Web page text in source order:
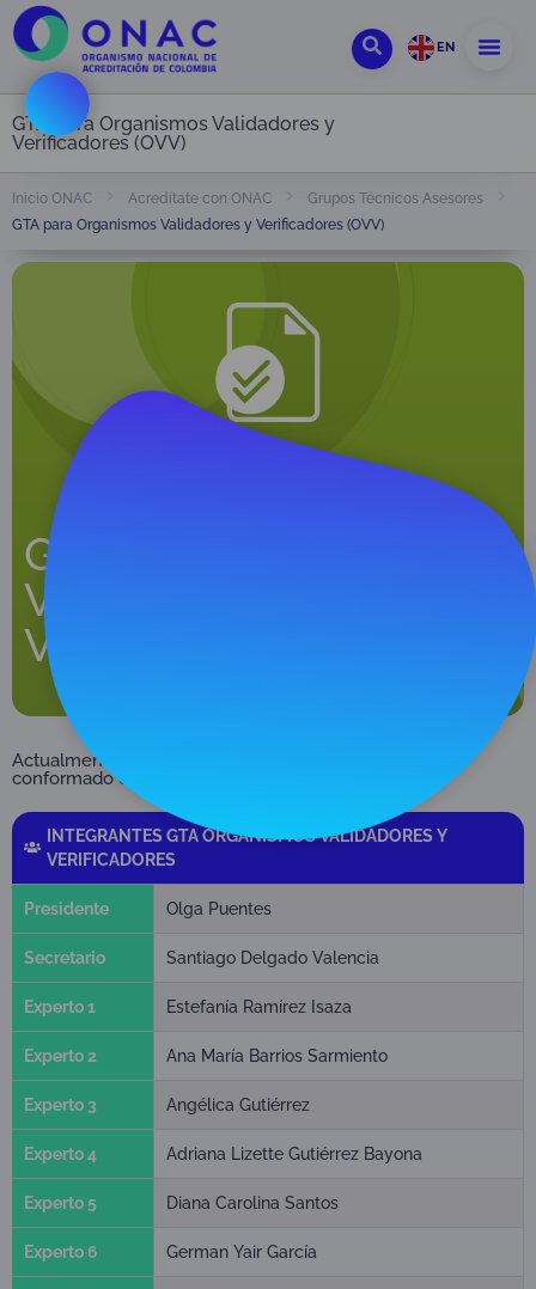
EN
GTA para Organismos Validadores y
Verificadores (OVV)
Inicio ONAC Acredítate con ONAC
Grupos Técnicos Asesores
GTA para Organismos Validadores y Verificadores (OVV)
GTA Organismos
Validadores y
Verificadores
Actualmente este Grupo Técnico Asesor se encuentra
conformado de la siguiente manera:
INTEGRANTES GTA ORGANISMOS VALIDADORES Y
VERIFICADORES
Presidente Olga Puentes
Secretario Santiago Delgado Valencia
Experto 1 Estefanía Ramírez Isaza
Experto 2 Ana María Barrios Sarmiento
Experto 3 Angélica Gutiérrez
Experto 4 Adriana Lizette Gutiérrez Bayona
Experto 5 Diana Carolina Santos
Experto 6 German Yair García